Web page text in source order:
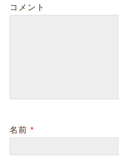
コメント
名前 *